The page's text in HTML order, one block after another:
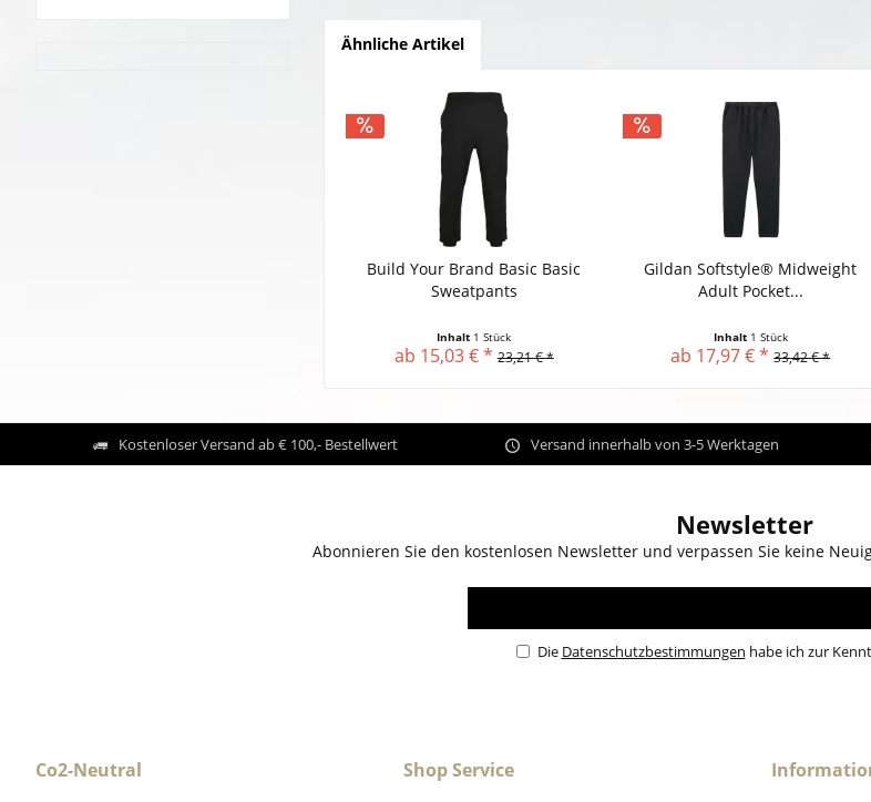
Ähnliche Artikel
Build Your Brand Basic Basic
Sweatpants
Inhalt 1 Stück
ab 15,03 € * 23,21 € *
Gildan Softstyle® Midweight
Adult Pocket...
Inhalt 1 Stück
ab 17,97 € * 33,42 € *
Kostenloser Versand ab € 100,- Bestellwert Versand innerhalb von 3-5 Werktagen
Newsletter
Abonnieren Sie den kostenlosen Newsletter und verpassen Sie keine
Die Datenschutzbestimmungen habe ich zur
Co2-Neutral Shop Service